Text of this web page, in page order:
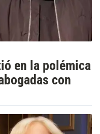
en la polémica
con